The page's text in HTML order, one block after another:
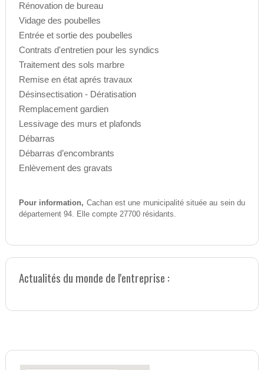
Rénovation de bureau
Vidage des poubelles
Entrée et sortie des poubelles
Contrats d'entretien pour les syndics
Traitement des sols marbre
Remise en état aprés travaux
Désinsectisation - Dératisation
Remplacement gardien
Lessivage des murs et plafonds
Débarras
Débarras d’encombrants
Enlèvement des gravats
Pour information, Cachan est une municipalité située au sein du
département 94. Elle compte 27700 résidants.
Actualités du monde de l'entreprise :